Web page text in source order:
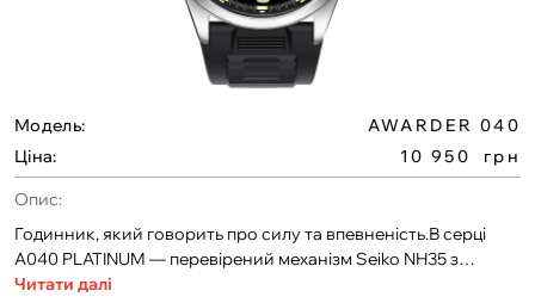
Модель:
AWARDER 040
Ціна:
10 950
грн
Опис:
Годинник, який говорить про силу та впевненість.В серці
A040 PLATINUM — перевірений механізм Seiko NH35 з
автопідзаводом. Корпус із сталі 316L. Водонепроникність 10
Читати далі